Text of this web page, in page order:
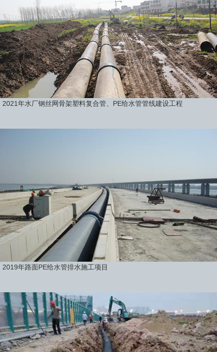
2021年水厂钢丝网骨架塑料复合管、PE给水管管线建设工程
2019年路面PE给水管排水施工项目